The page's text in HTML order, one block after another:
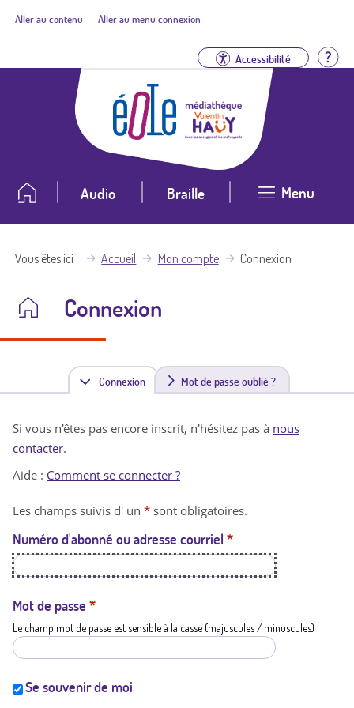
Aller au contenu Aller au menu connexion
Accessibilité
Audio Braille Menu
Vous êtes ici Accueil Mon compte Connexion
Connexion
Connexion(
n
t
a
t
i
Mot de passe oublié ?
Si vous n'êtes pas encore inscrit, n'hésitez pas à nous
contacter.
Aide : Comment se connecter ?
Les champs suivis d' un * sont obligatoires.
Numéro d'abonné ou adresse courriel *
Mot de passe *
Le champ mot de passe est sensible à la casse (majuscules / minuscules)
Se souvenir de moi